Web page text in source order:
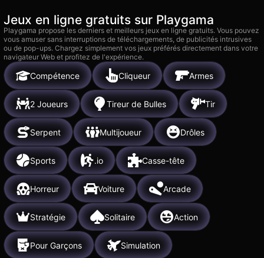
Jeux en ligne gratuits sur Playgama
Playgama propose les derniers et meilleurs jeux en ligne gratuits. Vous pouvez
vous amuser sans interruptions de téléchargements, de publicités intrusives
ou de pop-ups. Chargez simplement vos jeux préférés directement dans votre
navigateur Web et profitez de l'expérience.
Compétence Cliqueur Armes
2 Joueurs Tireur de Bulles Tir
Serpent Multijoueur Drôles
Sports .io Casse-tête
Horreur Voiture Arcade
Stratégie Solitaire Action
Pour Garçons Simulation